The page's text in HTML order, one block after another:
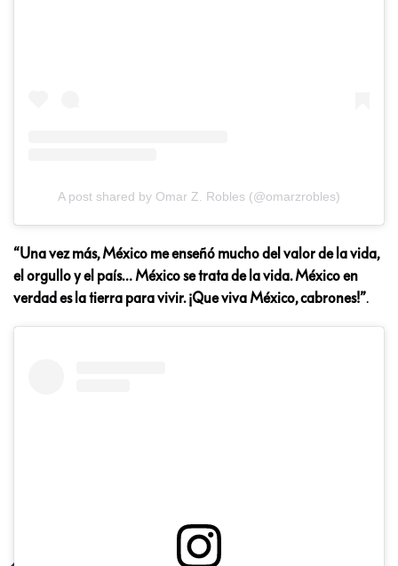
A post shared by Omar Z. Robles (@omarzrobles)
“Una vez más, México me enseñó mucho del valor de la vida,
el orgullo y el país… México se trata de la vida. México en
verdad es la tierra para vivir. ¡Que viva México, cabrones!”.